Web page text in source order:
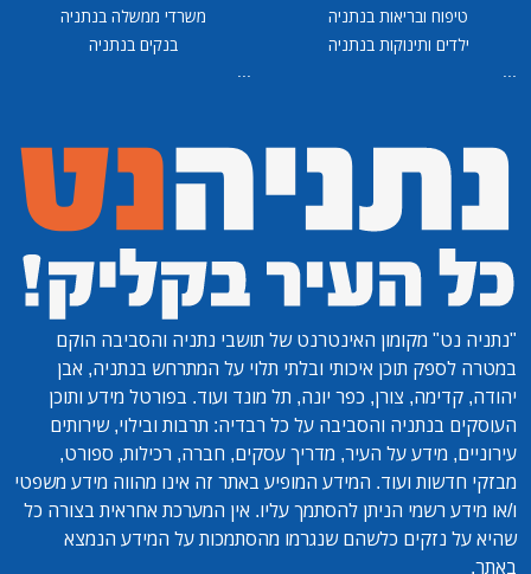
טיפוח ובריאות בנתניה
ילדים ותינוקות בנתניה
...
משרדי ממשלה בנתניה
בנקים בנתניה
...
"נתניה נט" מקומון האינטרנט של תושבי נתניה והסביבה הוקם
במטרה לספק תוכן איכותי ובלתי תלוי על המתרחש בנתניה, אבן
יהודה, קדימה, צורן, כפר יונה, תל מונד ועוד. בפורטל מידע ותוכן
העוסקים בנתניה והסביבה על כל רבדיה: תרבות ובילוי, שירותים
עירוניים, מידע על העיר, מדריך עסקים, חברה, רכילות, ספורט,
מבזקי חדשות ועוד. המידע המופיע באתר זה אינו מהווה מידע משפטי
ו/או מידע רשמי הניתן להסתמך עליו. אין המערכת אחראית בצורה כל
שהיא על נזקים כלשהם שנגרמו מהסתמכות על המידע הנמצא
באתר.